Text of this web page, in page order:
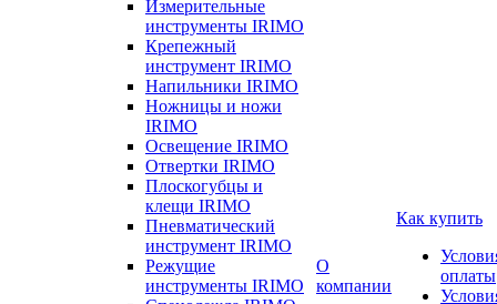
Измерительные
инструменты IRIMO
Крепежный
инструмент IRIMO
Напильники IRIMO
Ножницы и ножи
IRIMO
Освещение IRIMO
Отвертки IRIMO
Плоскогубцы и
клещи IRIMO
Пневматический
инструмент IRIMO
Режущие
инструменты IRIMO
О
компании
Как купить
оплаты